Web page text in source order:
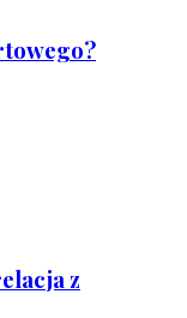
z